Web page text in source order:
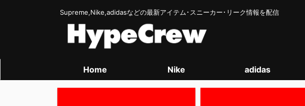
Supreme,Nike,adidasなどの最新アイテム･スニーカー･リーク情報を配信
Home Nike adidas